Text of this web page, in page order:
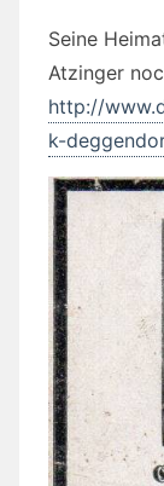
Seine
Atzinger
http://
k-